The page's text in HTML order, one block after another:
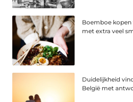
Boemboe kopen
met extra veel
Duidelijkheid
België met